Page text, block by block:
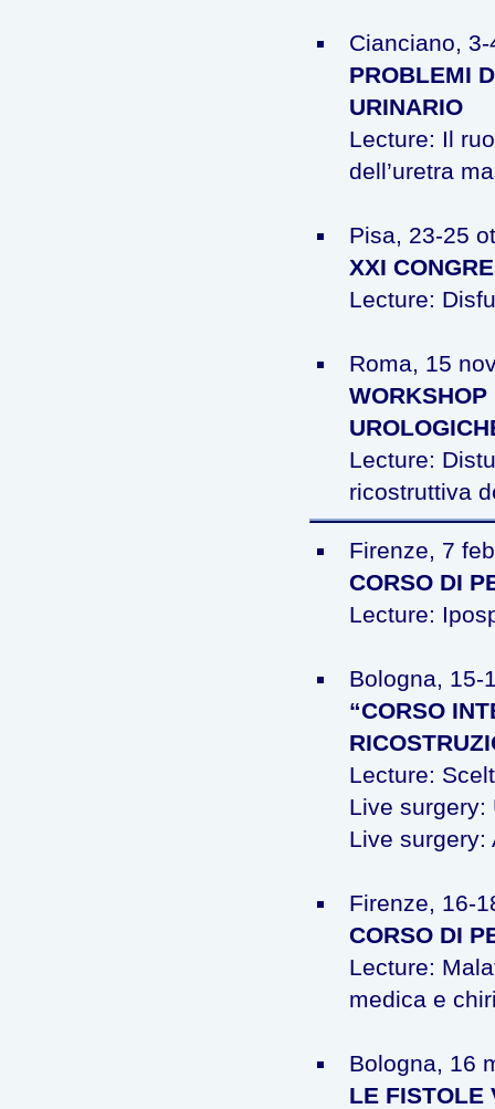
Cianciano,
PROBLEMI
URINARIO
Lecture: Il
dell’uretra
Pisa, 23-25
XXI
Lecture:
Roma, 15
WORKSHOP
Lecture:
ricostruttiva
Firenze, 7
CORSO DI
Lecture:
Bologna, 15-
“CORSO
Lecture:
Live surgery:
Live surgery:
Firenze, 16-
CORSO DI
Lecture:
medica e
Bologna, 16
LE FISTOLE